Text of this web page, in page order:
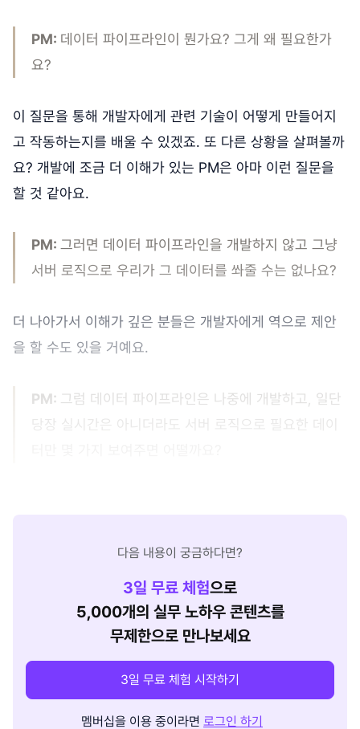
PM: 데이터 파이프라인이 뭔가요? 그게 왜 필요한가
요?
이 질문을 통해 개발자에게 관련 기술이 어떻게 만들어지
고 작동하는지를 배울 수 있겠죠. 또 다른 상황을 살펴볼까
요? 개발에 조금 더 이해가 있는 PM은 아마 이런 질문을
할 것 같아요.
PM: 그러면 데이터 파이프라인을 개발하지 않고 그냥
서버 로직으로 우리가 그 데이터를 쏴줄 수는 없나요?
더 나아가서 이해가 깊은 분들은 개발자에게 역으로 제안
을 할 수도 있을 거예요.
PM: 그럼 데이터 파이프라인은 나중에 개발하고, 일단
당장 실시간은 아니더라도 서버 로직으로 필요한 데이
다음 내용이 궁금하다면?
3일 무료 체험으로
5,000개의 실무 노하우 콘텐츠를
무제한으로 만나보세요
3일 무료 체험 시작하기
멤버십을 이용 중이라면 로그인 하기